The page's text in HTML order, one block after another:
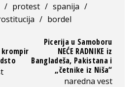
/ protest / spanija /
/ bordel
krompir
Picerija u Samoboru
NEĆE RADNIKE iz
Bangladeša, Pakistana i
„četnike iz Niša“
naredna vest